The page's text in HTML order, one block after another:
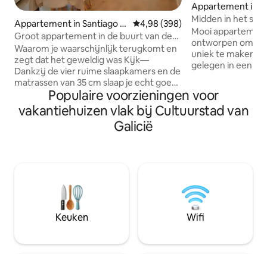
Appartement in Santiago d
e Compostela
Gemiddelde beoordeling van
4,98 (398)
Groot appartement in de buurt van de
kathedraal (10 min)
Waarom je waarschijnlijk terugkomt en
zegt dat het geweldig was Kijk—
Dankzij de vier ruime slaapkamers en de
matrassen van 35 cm slaap je echt goed.
Niet 'best', maar echt diepe rust. Dankzij
de twee volledige badkamers met
douche hoef je niet te wachten, is er
geen stress en zijn er geen planningen.
vergeet de auto. Alles is te voet
bereikbaar. En de bijzondere plekken?
Wel, die gaan we je laten zien.
Appartement in
e Compostela
Midden in het
intermodaal
Mooi
ontworpen om je
uniek te maken.
gelegen in een
trein-bus-taxi
In de buurt van
verschillende
Populaire voorzieningen voor
vakantiehuizen vlak bij Cultuurstad van
Galicië
Keuken Wifi